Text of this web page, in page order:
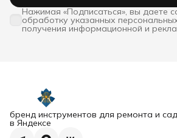
Нажимая «Подписаться», вы даете
обработку указанных
получения информационной и
бренд инструментов для ремонта и
в Яндексе